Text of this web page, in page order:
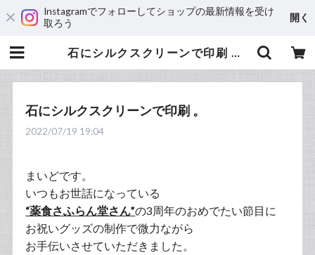
Instagramでフォローしてショップの最新情報を受け
取ろう
開く
石にシルクスクリーンで印刷 。 | Mori Screen Printing Office Online / 森印刷事務所
石にシルクスクリーンで印刷 。
2022/07/19 19:04
まいどです。
いつもお世話になっている
“薬食さふらん堂さん”の3周年のおめでたい節目に
お祝いグッズの制作で微力ながら
お手伝いさせていただきました。